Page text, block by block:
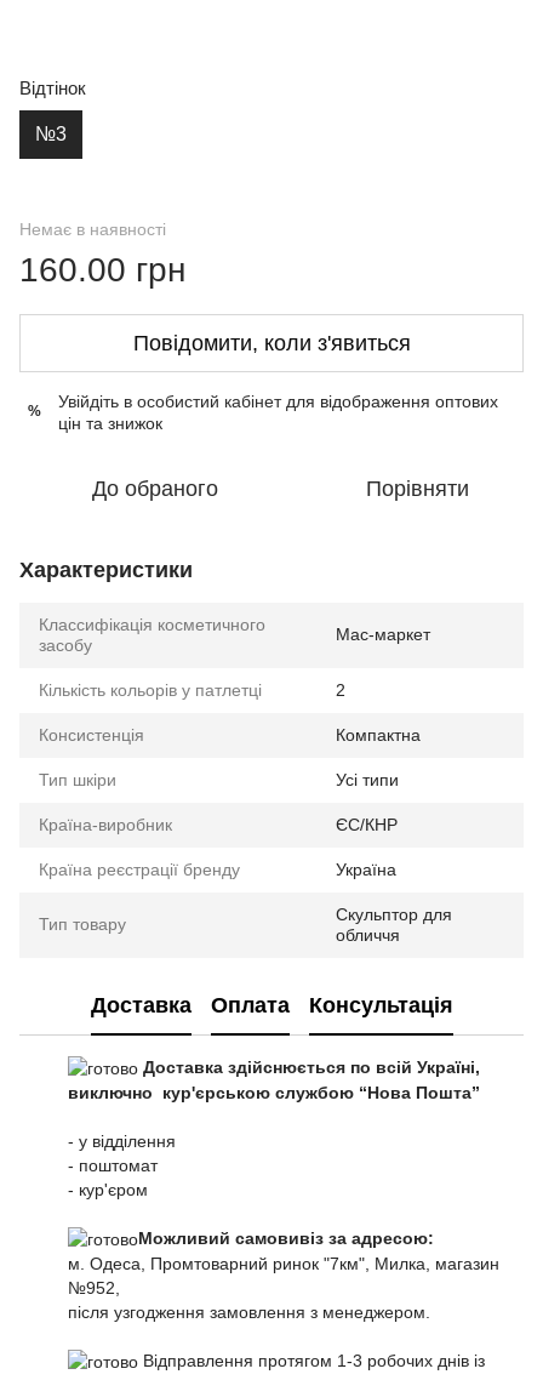
Відтінок
№3
Немає в наявності
160.00 грн
Повідомити, коли з'явиться
%
Увійдіть в особистий кабінетдля відображення оптових
цін та знижок
До обраного Порівняти
Характеристики
Классифікація косметичного
засобу
Мас-маркет
Кількість кольорів у патлетці 2
Консистенція Компактна
Тип шкіри Усі типи
Країна-виробник ЄС/КНР
Країна реєстрації бренду Україна
Тип товару
Скульптор для
обличчя
Доставка Оплата Консультація
Доставка здійснюється по всій Україні,
виключно кур'єрською службою “Нова Пошта”
- у відділення
- поштомат
- кур'єром
Можливий самовивіз за адресою:
м. Одеса, Промтоварний ринок "7км", Милка, магазин
№952,
після узгодження замовлення з менеджером.
Відправлення протягом 1-3 робочих днів із